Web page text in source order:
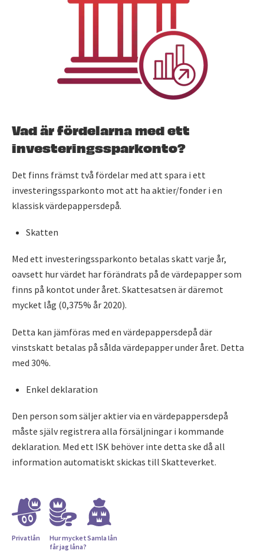
Vad är fördelarna med ett
investeringssparkonto?
Det finns främst två fördelar med att spara i ett
investeringssparkonto mot att ha aktier/fonder i en
klassisk värdepappersdepå.
Skatten
Med ett investeringssparkonto betalas skatt varje år,
oavsett hur värdet har förändrats på de värdepapper som
finns på kontot under året. Skattesatsen är däremot
mycket låg (0,375% år 2020).
Detta kan jämföras med en värdepappersdepå där
vinstskatt betalas på sålda värdepapper under året. Detta
med 30%.
Enkel deklaration
Den person som säljer aktier via en värdepappersdepå
måste själv registrera alla försäljningar i kommande
deklaration. Med ett ISK behöver inte detta ske då all
information automatiskt skickas till Skatteverket.
Privatlån
Hur mycket
får jag låna?
Samla lån